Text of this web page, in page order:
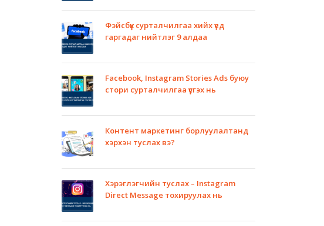
Фэйсбүүк сурталчилгаа хийх үед
гаргадаг нийтлэг 9 алдаа
Facebook, Instagram Stories Ads буюу
стори сурталчилгаа үүсгэх нь
Контент маркетинг борлуулалтанд
хэрхэн туслах вэ?
Хэрэглэгчийн туслах – Instagram
Direct Message тохируулах нь